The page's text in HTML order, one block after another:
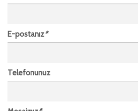
E-postanız*
Telefonunuz